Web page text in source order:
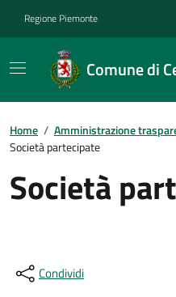
Regione Piemonte
Comune di
Home / Amministrazione
Società partecipate
Società
Condividi